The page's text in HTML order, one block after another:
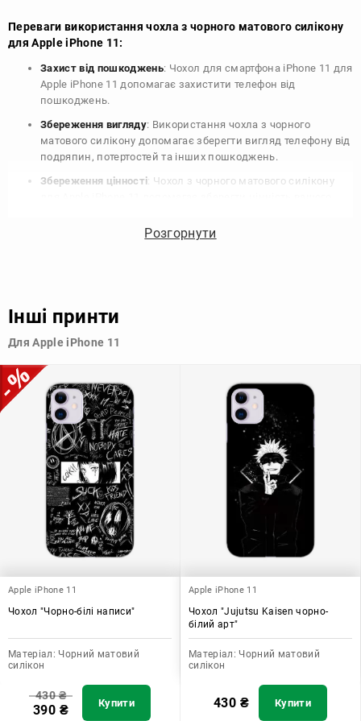
Переваги використання чохла з чорного матового силікону
для Apple iPhone 11:
Захист від пошкоджень: Чохол для смартфона iPhone 11 для
Apple iPhone 11 допомагає захистити телефон від
пошкоджень.
Збереження вигляду: Використання чохла з чорного
матового силікону допомагає зберегти вигляд телефону від
подряпин, потертостей та інших пошкоджень.
Збереження цінності: Чохол з чорного матового силікону
продати свій пристрій в майбутньому.
Узагалі, чохол для телефону - це дуже корисний аксесуар, який
допомагає захистити ваш пристрій, зберегти його цінність і
Розгорнути
Інші принти
Для Apple iPhone 11
Apple iPhone 11
Чохол "Чорно-білі написи"
Матеріал: Чорний матовий
силікон
430₴
390 ₴ Купити
Apple iPhone 11
Чохол "Jujutsu Kaisen чорно-
білий арт"
Матеріал: Чорний матовий
силікон
430 ₴ Купити